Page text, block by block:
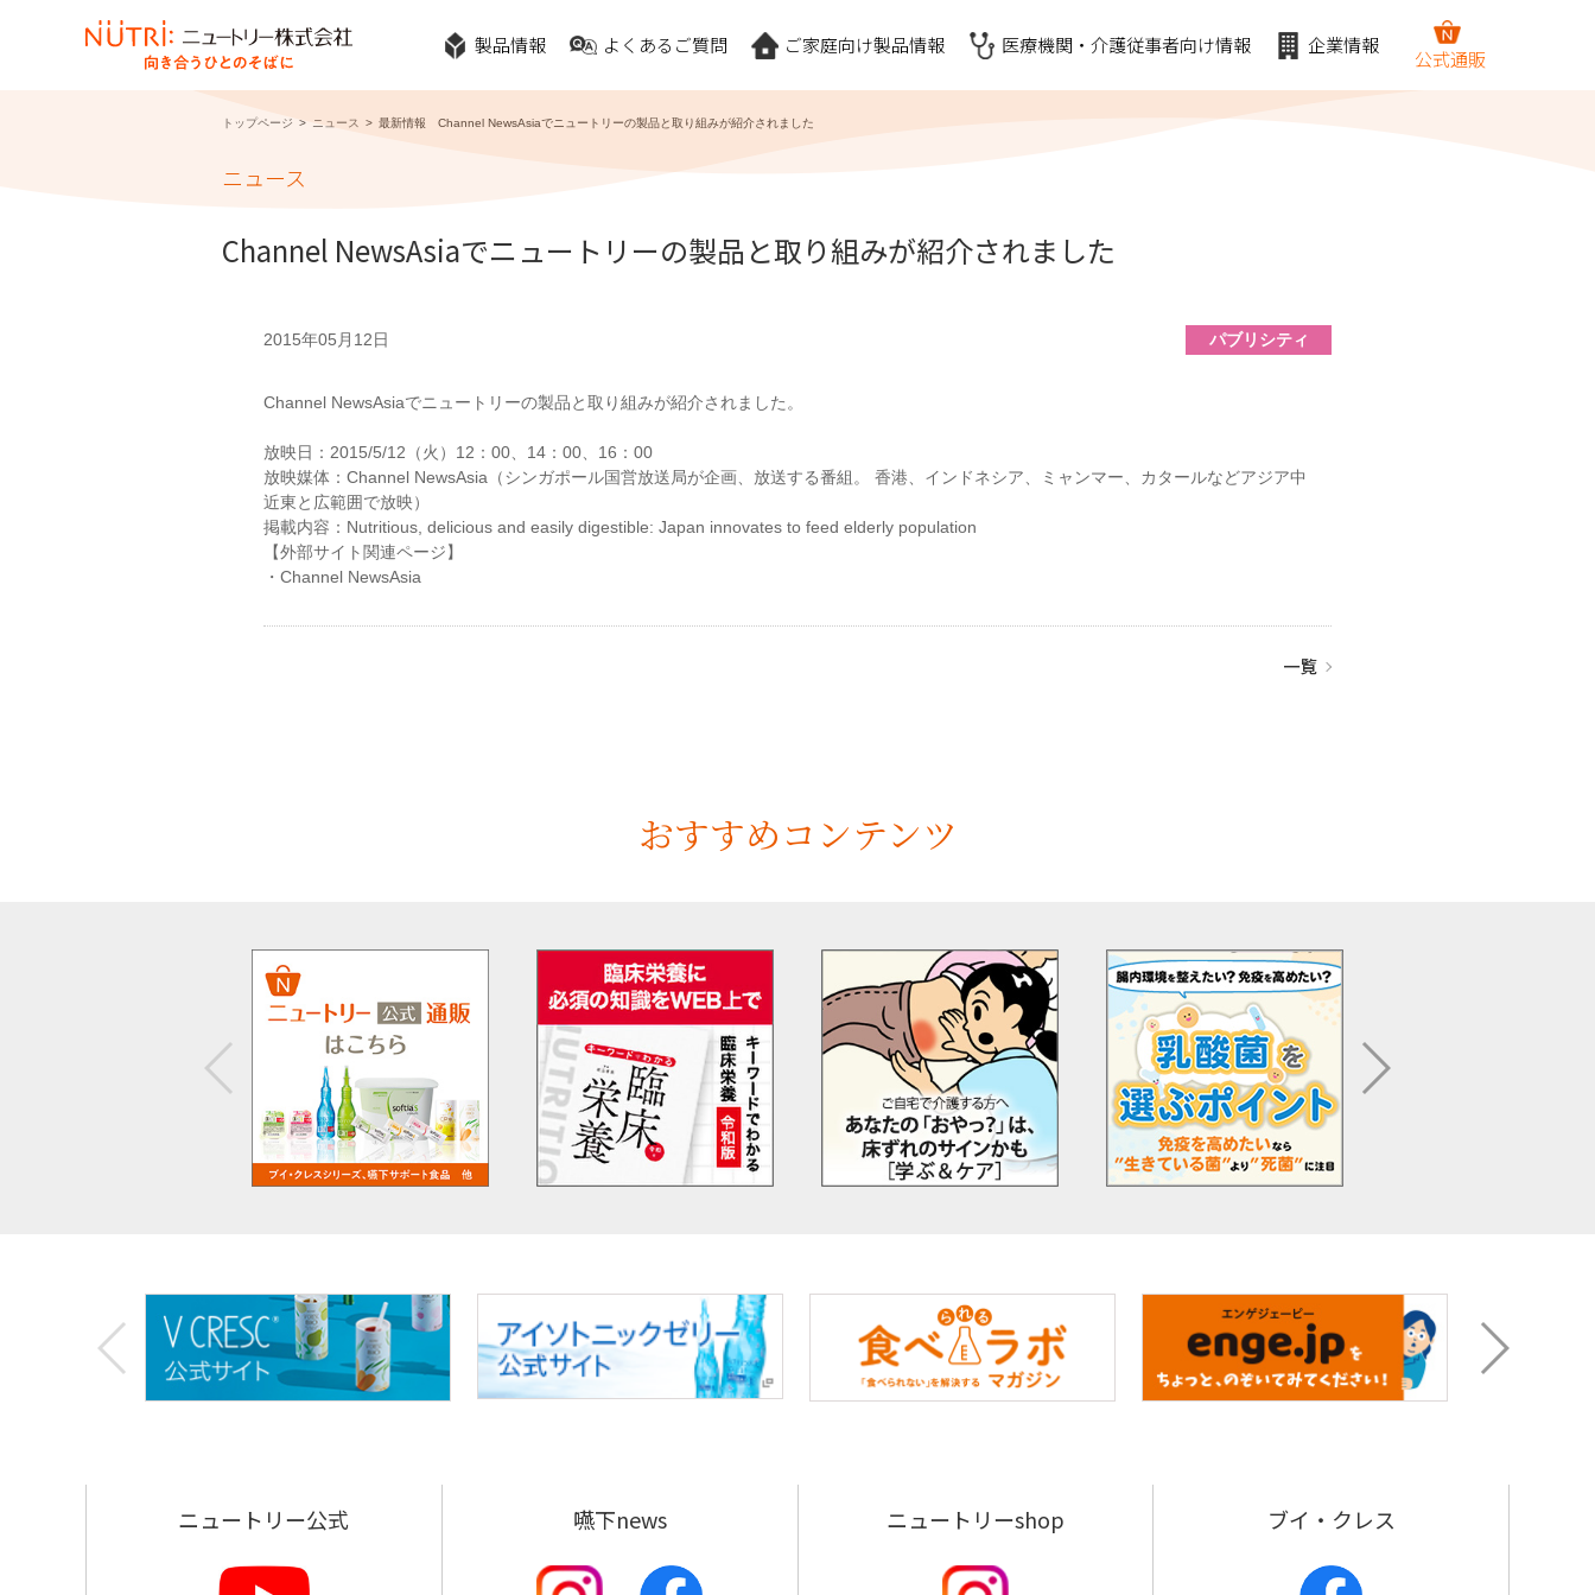
製品情報 よくあるご質問 ご家庭向け製品情報 医療機関・介護従事者向け情報 企業情報
公式通販
トップページ ニュース 最新情報 Channel NewsAsiaでニュートリーの製品と取り組みが紹介されました
ニュース
Channel NewsAsiaでニュートリーの製品と取り組みが紹介されました
2015年05月12日 パブリシティ
Channel NewsAsiaでニュートリーの製品と取り組みが紹介されました。
放映日：2015/5/12（火）12：00、14：00、16：00
放映媒体：Channel NewsAsia（シンガポール国営放送局が企画、放送する番組。 香港、インドネシア、ミャンマー、カタールなどアジア中
近東と広範囲で放映）
掲載内容：Nutritious, delicious and easily digestible: Japan innovates to feed elderly population
【外部サイト関連ページ】
・ Channel NewsAsia
おすすめコンテンツ
ニュートリー公式 嚥下news ニュートリーshop ブイ・クレス